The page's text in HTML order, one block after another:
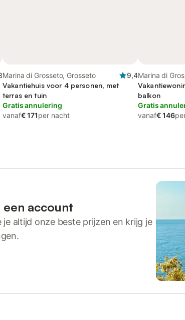
Marina di Grosseto, Grosseto
9,4
Vakantiehuis voor 4 personen, met
terras en tuin
Gratis annulering
vanaf€ 171per nacht
Marina di
balkon
Gratis
vanaf€ 146
account
altijd onze beste prijzen en krijg je